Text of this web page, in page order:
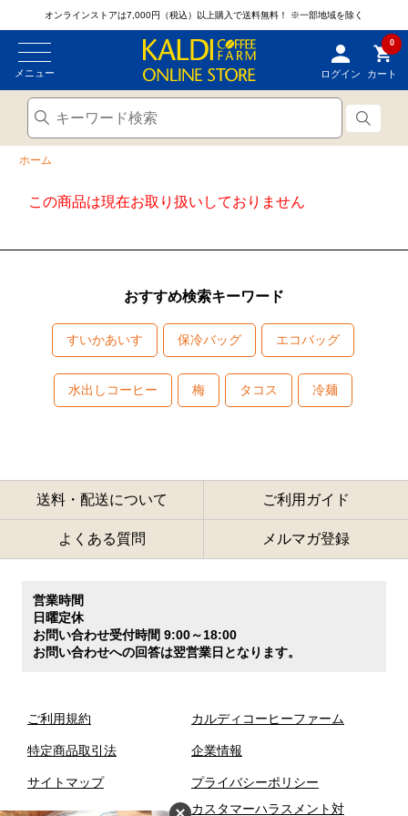
オンラインストアは7,000円（税込）以上購入で送料無料！ ※一部地域を除く
メニュー ログイン
0
カート
ホーム
この商品は現在お取り扱いしておりません
おすすめ検索キーワード
すいかあいす 保冷バッグ エコバッグ
水出しコーヒー 梅 タコス 冷麺
送料・配送について ご利用ガイド
よくある質問 メルマガ登録
営業時間
日曜定休
お問い合わせ受付時間 9:00～18:00
お問い合わせへの回答は翌営業日となります。
ご利用規約
特定商品取引法
サイトマップ
カルディコーヒーファーム
企業情報
プライバシーポリシー
カスタマーハラスメント対